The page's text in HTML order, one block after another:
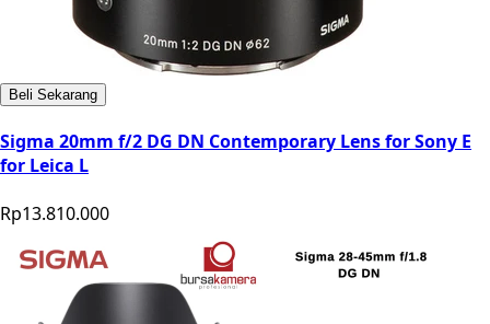
Beli Sekarang
Sigma 20mm f/2 DG DN Contemporary Lens for Sony E
for Leica L
Rp13.810.000